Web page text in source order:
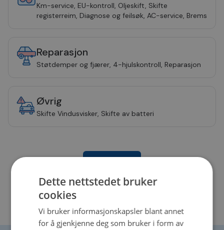
Km-service, EU-kontroll, Oljeskift, Skifte
registerreim, Diagnose og feilsøk, AC-service, Brems
Reparasjon
Støtdemper og fjærer, 4-hjulskontroll, Reparasjon
Øvrig
Skifte Vindusvisker, Skifte av batteri
Dette nettstedet bruker
cookies
Vi bruker informasjonskapsler blant annet
for å gjenkjenne deg som bruker i form av